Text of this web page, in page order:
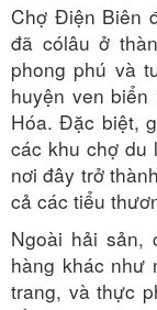
Chợ Điện Biên
đã cólâu ở
phong phú và
huyện ven
Hóa. Đặc biệt,
các khu chợ du
nơi đây trở
cả các tiểu
Ngoài hải sản,
hàng khác như
trang, và thực